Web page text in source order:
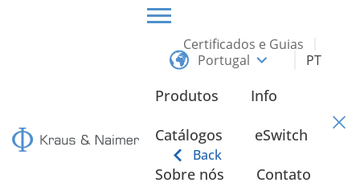
Certificados e Guias
Portugal
PT
Produtos
Back
Info
Catálogos eSwitch
Sobre nós Contato
Interruptor de emergência de energia de acordo com